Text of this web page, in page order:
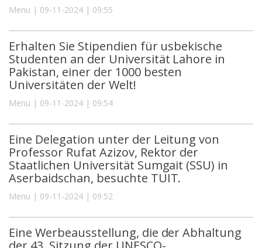
Menu | 09-11-2024 | 09:55
Erhalten Sie Stipendien für usbekische
Studenten an der Universität Lahore in
Pakistan, einer der 1000 besten
Universitäten der Welt!
Menu | 09-11-2024 | 09:54
Eine Delegation unter der Leitung von
Professor Rufat Azizov, Rektor der
Staatlichen Universität Sumgait (SSU) in
Aserbaidschan, besuchte TUIT.
Menu | 09-11-2024 | 09:52
Eine Werbeausstellung, die der Abhaltung